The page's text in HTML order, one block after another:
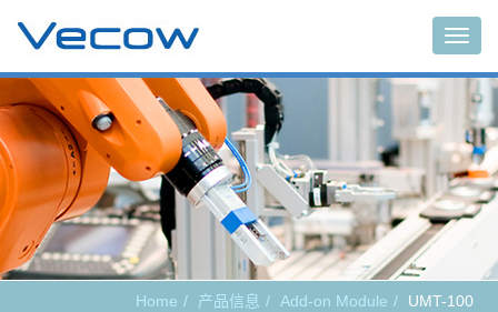
Home 产品信息 Add-on Module UMT-100